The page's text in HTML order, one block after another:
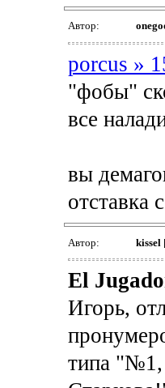
Автор:
porcus »
"фобы"
все
вы
отставка
Автор: kissel
El
Игорь,
типа